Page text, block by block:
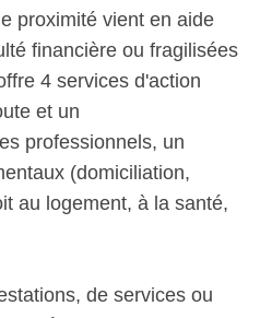
proximité vient en aide
financière ou fragilisées
4 services d'action
et un
professionnels, un
(domiciliation,
au logement, à la santé,
de services ou